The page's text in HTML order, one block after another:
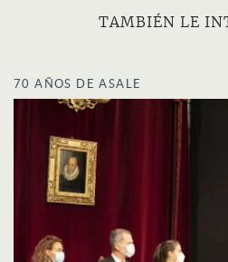
TAMBIÉN LE
70 AÑOS DE ASALE